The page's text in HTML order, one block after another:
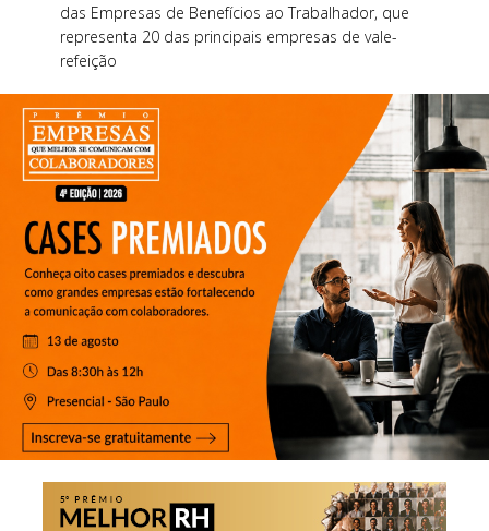
das Empresas de Benefícios ao Trabalhador, que
representa 20 das principais empresas de vale-
refeição